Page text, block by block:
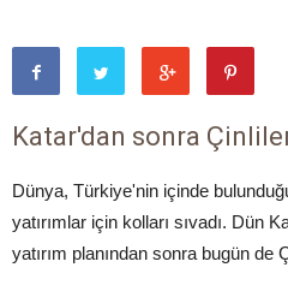
Katar'dan sonra
Dünya, Türkiye'nin içinde
yatırımlar için kolları sıvadı. Dün
yatırım planından sonra bugün de